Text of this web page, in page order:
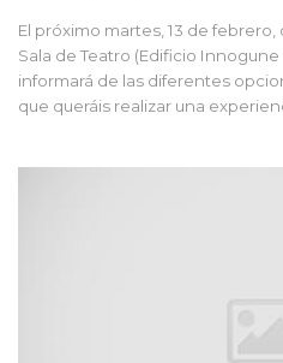
El próximo martes, 13 de febrero,
Sala de Teatro (Edificio
informará de las diferentes
que queráis realizar una